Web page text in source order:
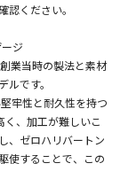
ください。
ジ
業当時の製法と素材
です。
牢性と耐久性を持つ
、加工が難しいこ
、ゼロハリバートン
使することで、この